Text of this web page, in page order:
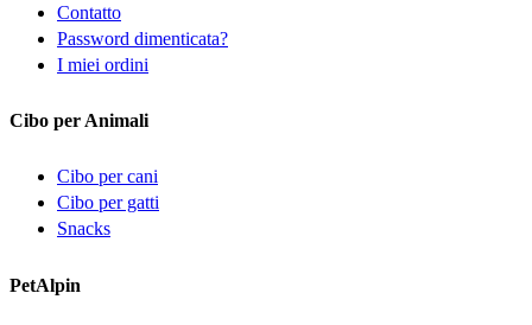
Contatto
Password dimenticata?
I miei ordini
Cibo per Animali
Cibo per cani
Cibo per gatti
Snacks
PetAlpin